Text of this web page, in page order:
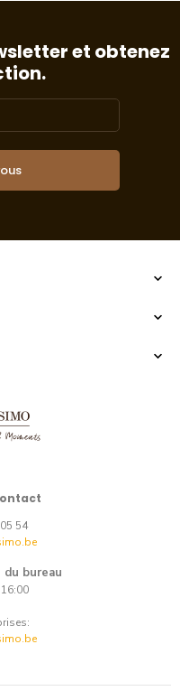
et obtenez
54
bureau